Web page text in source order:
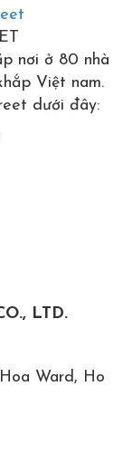
nơi ở 80 nhà
Việt nam.
dưới đây:
LTD.
Ward, Ho